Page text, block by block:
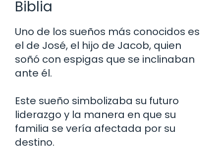
Biblia
Uno de los sueños más conocidos es
el de José, el hijo de Jacob, quien
soñó con espigas que se inclinaban
ante él.
Este sueño simbolizaba su futuro
liderazgo y la manera en que su
familia se vería afectada por su
destino.